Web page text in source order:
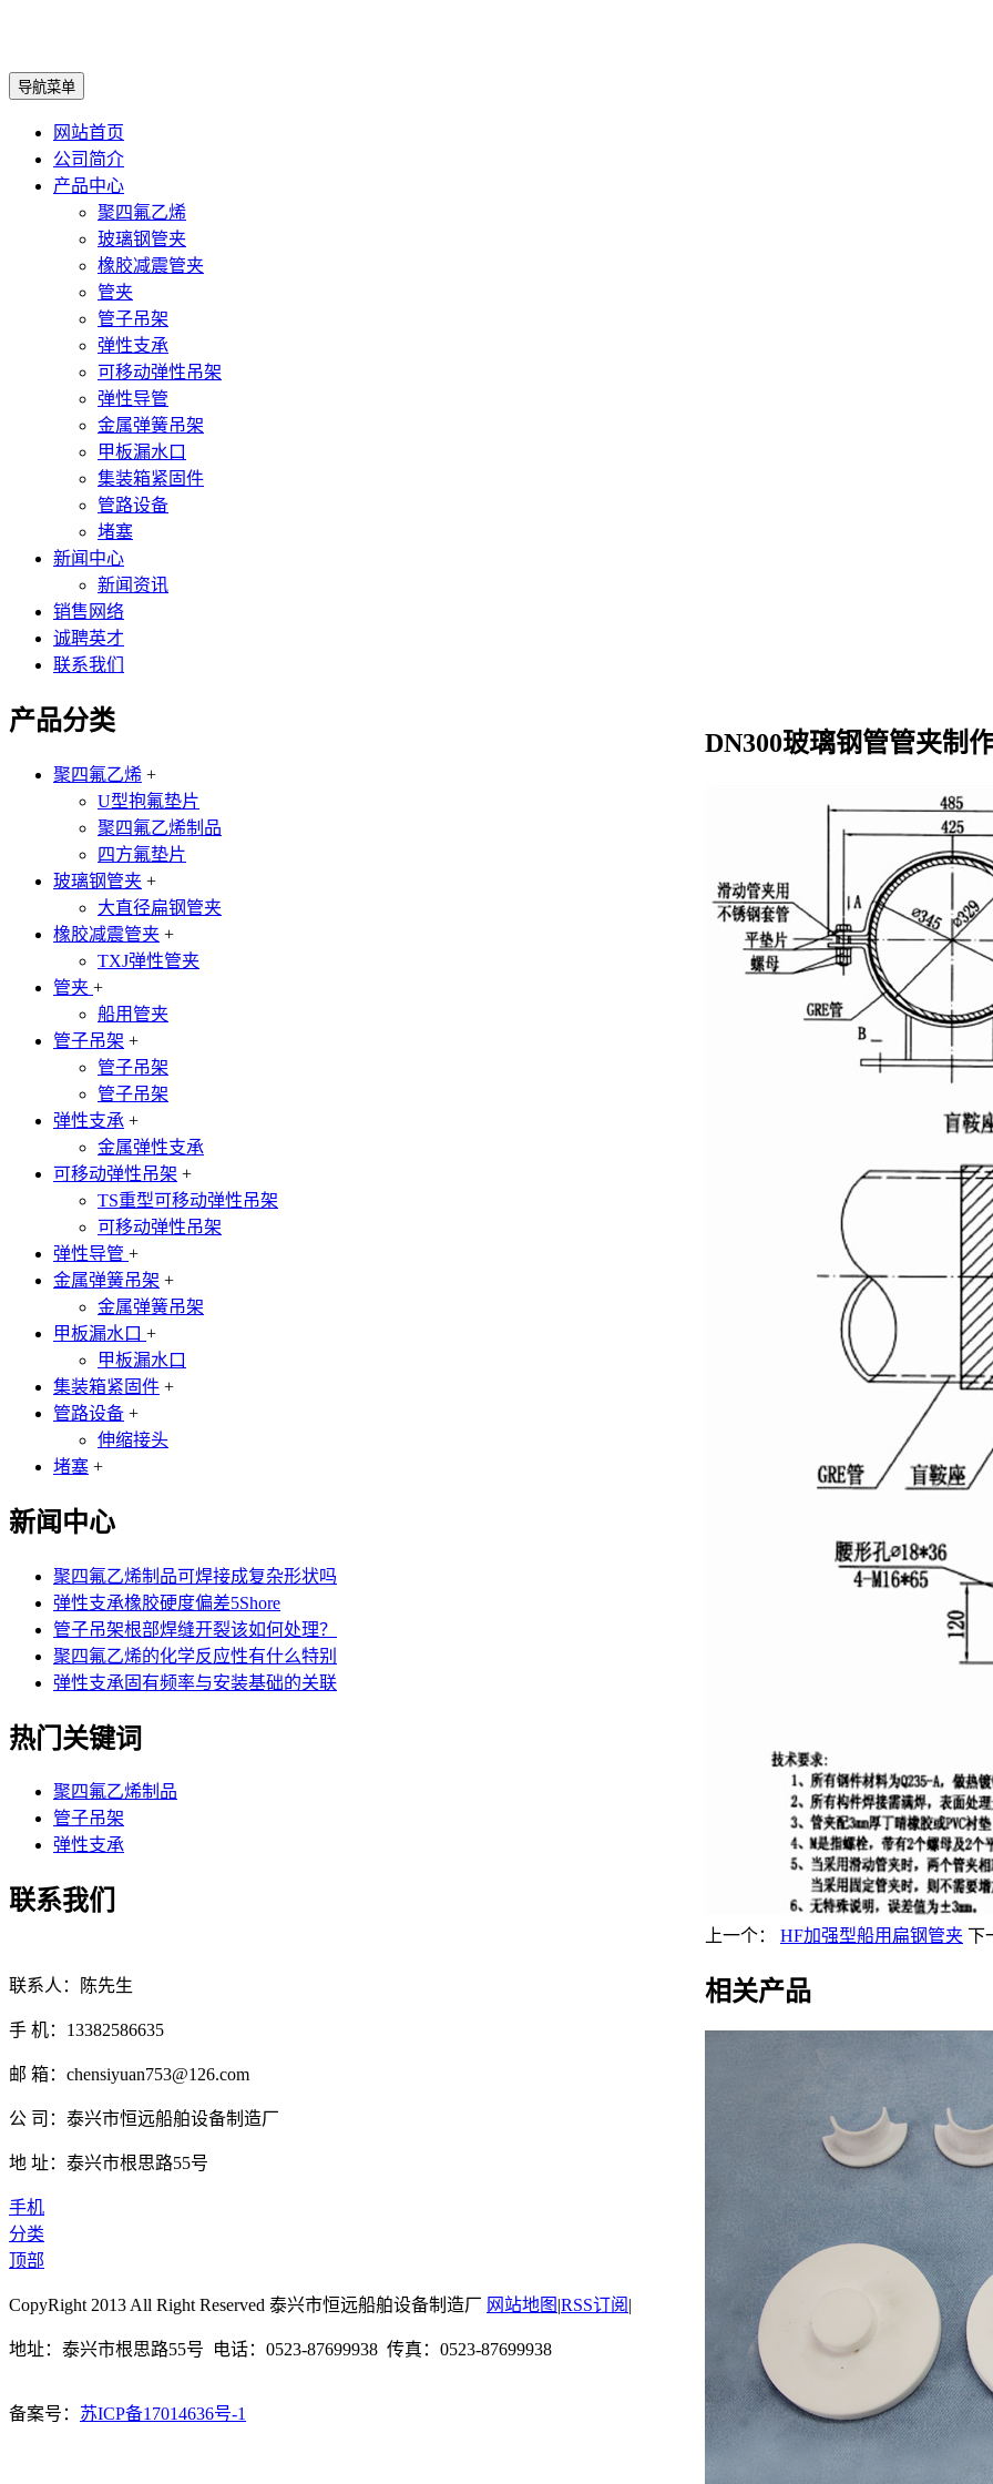
导航菜单
网站首页
公司简介
产品中心
聚四氟乙烯
玻璃钢管夹
橡胶减震管夹
管夹
管子吊架
弹性支承
可移动弹性吊架
弹性导管
金属弹簧吊架
甲板漏水口
集装箱紧固件
管路设备
堵塞
新闻中心
新闻资讯
销售网络
诚聘英才
联系我们
DN300玻璃钢管管夹制
上一个： HF加强型船用扁钢管夹 下
相关产品
产品分类
聚四氟乙烯 +
U型抱氟垫片
聚四氟乙烯制品
四方氟垫片
玻璃钢管夹 +
大直径扁钢管夹
橡胶减震管夹 +
TXJ弹性管夹
管夹 +
船用管夹
管子吊架 +
管子吊架
管子吊架
弹性支承 +
金属弹性支承
可移动弹性吊架 +
TS重型可移动弹性吊架
可移动弹性吊架
弹性导管 +
金属弹簧吊架 +
金属弹簧吊架
甲板漏水口 +
甲板漏水口
集装箱紧固件 +
管路设备 +
伸缩接头
堵塞 +
新闻中心
聚四氟乙烯制品可焊接成复杂形状吗
弹性支承橡胶硬度偏差5Shore
管子吊架根部焊缝开裂该如何处理？
聚四氟乙烯的化学反应性有什么特别
弹性支承固有频率与安装基础的关联
热门关键词
聚四氟乙烯制品
管子吊架
弹性支承
联系我们
联系人：陈先生
手 机：13382586635
邮 箱：chensiyuan753@126.com
公 司：泰兴市恒远船舶设备制造厂
地 址：泰兴市根思路55号
手机
分类
顶部
CopyRight 2013 All Right Reserved 泰兴市恒远船舶设备制造厂 网站地图 |RSS订阅 |
地址：泰兴市根思路55号 电话：0523-87699938 传真：0523-87699938
备案号： 苏ICP备17014636号-1